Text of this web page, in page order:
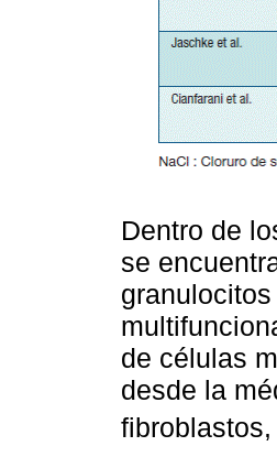
Dentro de
se
de células
desde la